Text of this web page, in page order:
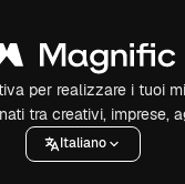
per realizzare i tuoi
tra creativi, imprese,
Italiano